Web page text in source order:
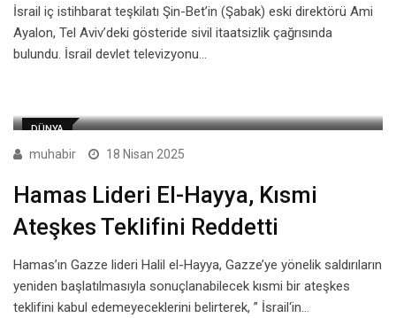
İsrail iç istihbarat teşkilatı Şin-Bet’in (Şabak) eski direktörü Ami
Ayalon, Tel Aviv’deki gösteride sivil itaatsizlik çağrısında
bulundu. İsrail devlet televizyonu…
DÜNYA
muhabir 18 Nisan 2025
Hamas Lideri El-Hayya, Kısmi
Ateşkes Teklifini Reddetti
Hamas’ın Gazze lideri Halil el-Hayya, Gazze’ye yönelik saldırıların
yeniden başlatılmasıyla sonuçlanabilecek kısmi bir ateşkes
teklifini kabul edemeyeceklerini belirterek, ” İsrail‘in…